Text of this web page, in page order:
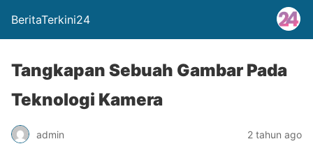
BeritaTerkini24
Tangkapan Sebuah Gambar Pada
Teknologi Kamera
admin 2 tahun ago